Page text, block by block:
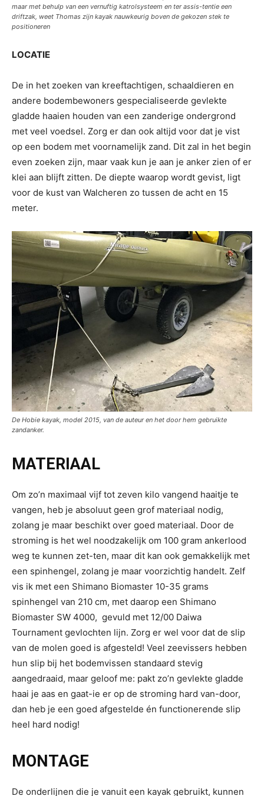
maar met behulp van een vernuftig katrolsysteem en ter assis-tentie een
driftzak, weet Thomas zijn kayak nauwkeurig boven de gekozen stek te
positioneren
LOCATIE
De in het zoeken van kreeftachtigen, schaaldieren en
andere bodembewoners gespecialiseerde gevlekte
gladde haaien houden van een zanderige ondergrond
met veel voedsel. Zorg er dan ook altijd voor dat je vist
op een bodem met voornamelijk zand. Dit zal in het begin
even zoeken zijn, maar vaak kun je aan je anker zien of er
klei aan blijft zitten. De diepte waarop wordt gevist, ligt
voor de kust van Walcheren zo tussen de acht en 15
meter.
De Hobie kayak, model 2015, van de auteur en het door hem gebruikte
zandanker.
MATERIAAL
Om zo’n maximaal vijf tot zeven kilo vangend haaitje te
vangen, heb je absoluut geen grof materiaal nodig,
zolang je maar beschikt over goed materiaal. Door de
stroming is het wel noodzakelijk om 100 gram ankerlood
weg te kunnen zet-ten, maar dit kan ook gemakkelijk met
een spinhengel, zolang je maar voorzichtig handelt. Zelf
vis ik met een Shimano Biomaster 10-35 grams
spinhengel van 210 cm, met daarop een Shimano
Biomaster SW 4000, gevuld met 12/00 Daiwa
Tournament gevlochten lijn. Zorg er wel voor dat de slip
van de molen goed is afgesteld! Veel zeevissers hebben
hun slip bij het bodemvissen standaard stevig
aangedraaid, maar geloof me: pakt zo’n gevlekte gladde
haai je aas en gaat-ie er op de stroming hard van-door,
dan heb je een goed afgestelde én functionerende slip
heel hard nodig!
MONTAGE
De onderlijnen die je vanuit een kayak gebruikt, kunnen